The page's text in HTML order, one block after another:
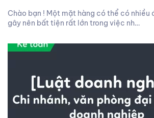
Chào bạn ! Một mặt hàng có thể có nhiều
gây nên bất tiện rất lớn trong việc nh…